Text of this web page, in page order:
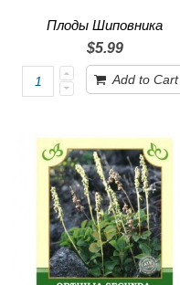
Плоды Шиповника
$5.99
Add to Cart